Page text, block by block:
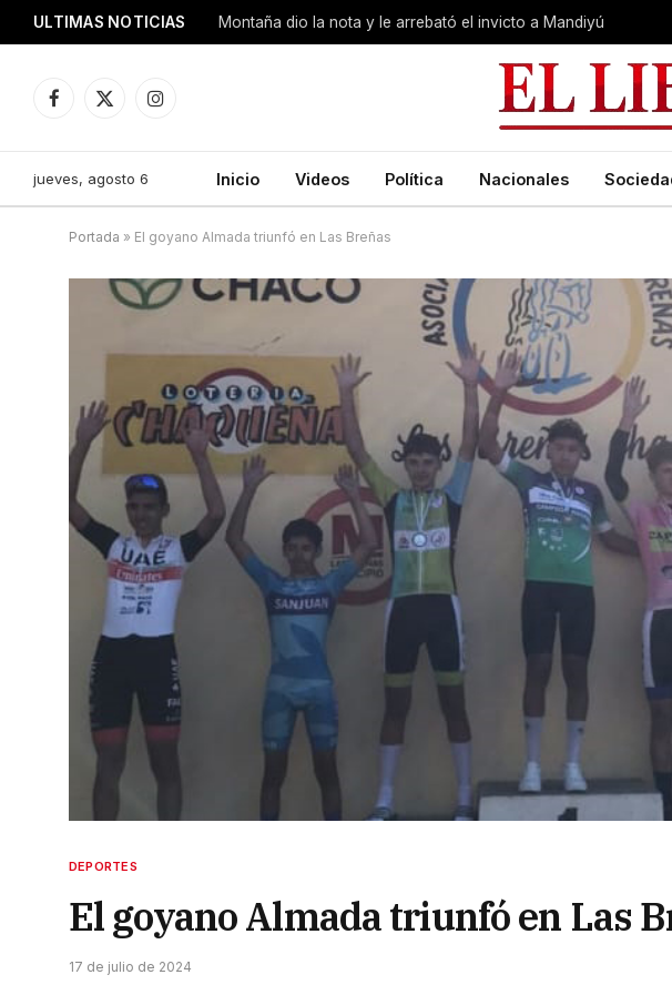
ULTIMAS NOTICIAS Montaña dio la nota y le arrebató el invicto a Mandiyú
Facebook
X
Instagram
jueves, agosto 6 Inicio Videos Política Nacionales
Portada » El goyano Almada triunfó en Las Breñas
DEPORTES
El goyano Almada triunfó en Las
17 de julio de 2024